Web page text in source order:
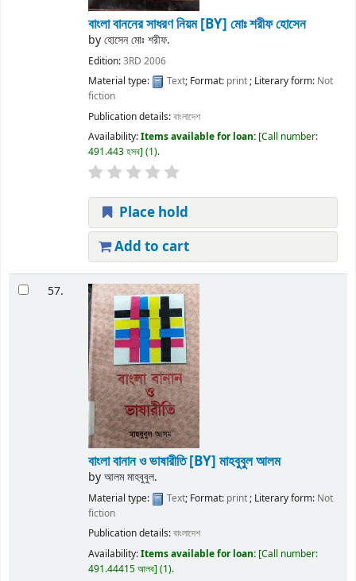
বাংলা বাননের সাধরণ নিয়ম [BY] মোঃ শরীফ হোসেন
byহোসেন মোঃ শরীফ.
Edition:3RD 2006
Material type:
Text; Format: print; Literary form: Not
fiction
Publication details:বাংলাদেশ
Availability:Items available for loan: Call number:
491.443 হসব (1).
Place hold
Add to cart
57.
বাংলা বানান ও ভাষারীতি[BY] মাহবুবুল আলম
byআলম মাহবুবুল.
Material type: Text; Format: print; Literary form: Not
fiction
Publication details:বাংলাদেশ
Availability:Items available for loan: Call number:
491.44415 আলব (1).